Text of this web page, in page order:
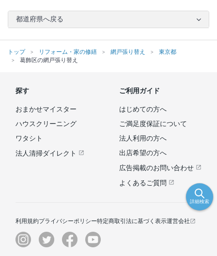
都道府県へ戻る
トップ リフォーム・家の修繕 網戸張り替え
東京都
葛飾区の網戸張り替え
詳細検索
探す
おまかせマイスター
ハウスクリーニング
ワタシト
法人清掃ダイレクト
ご利用ガイド
はじめての方へ
ご満足度保証について
法人利用の方へ
出店希望の方へ
広告掲載のお問い合わせ
よくあるご質問
利用規約プライバシーポリシー特定商取引法に基づく表示運営会社